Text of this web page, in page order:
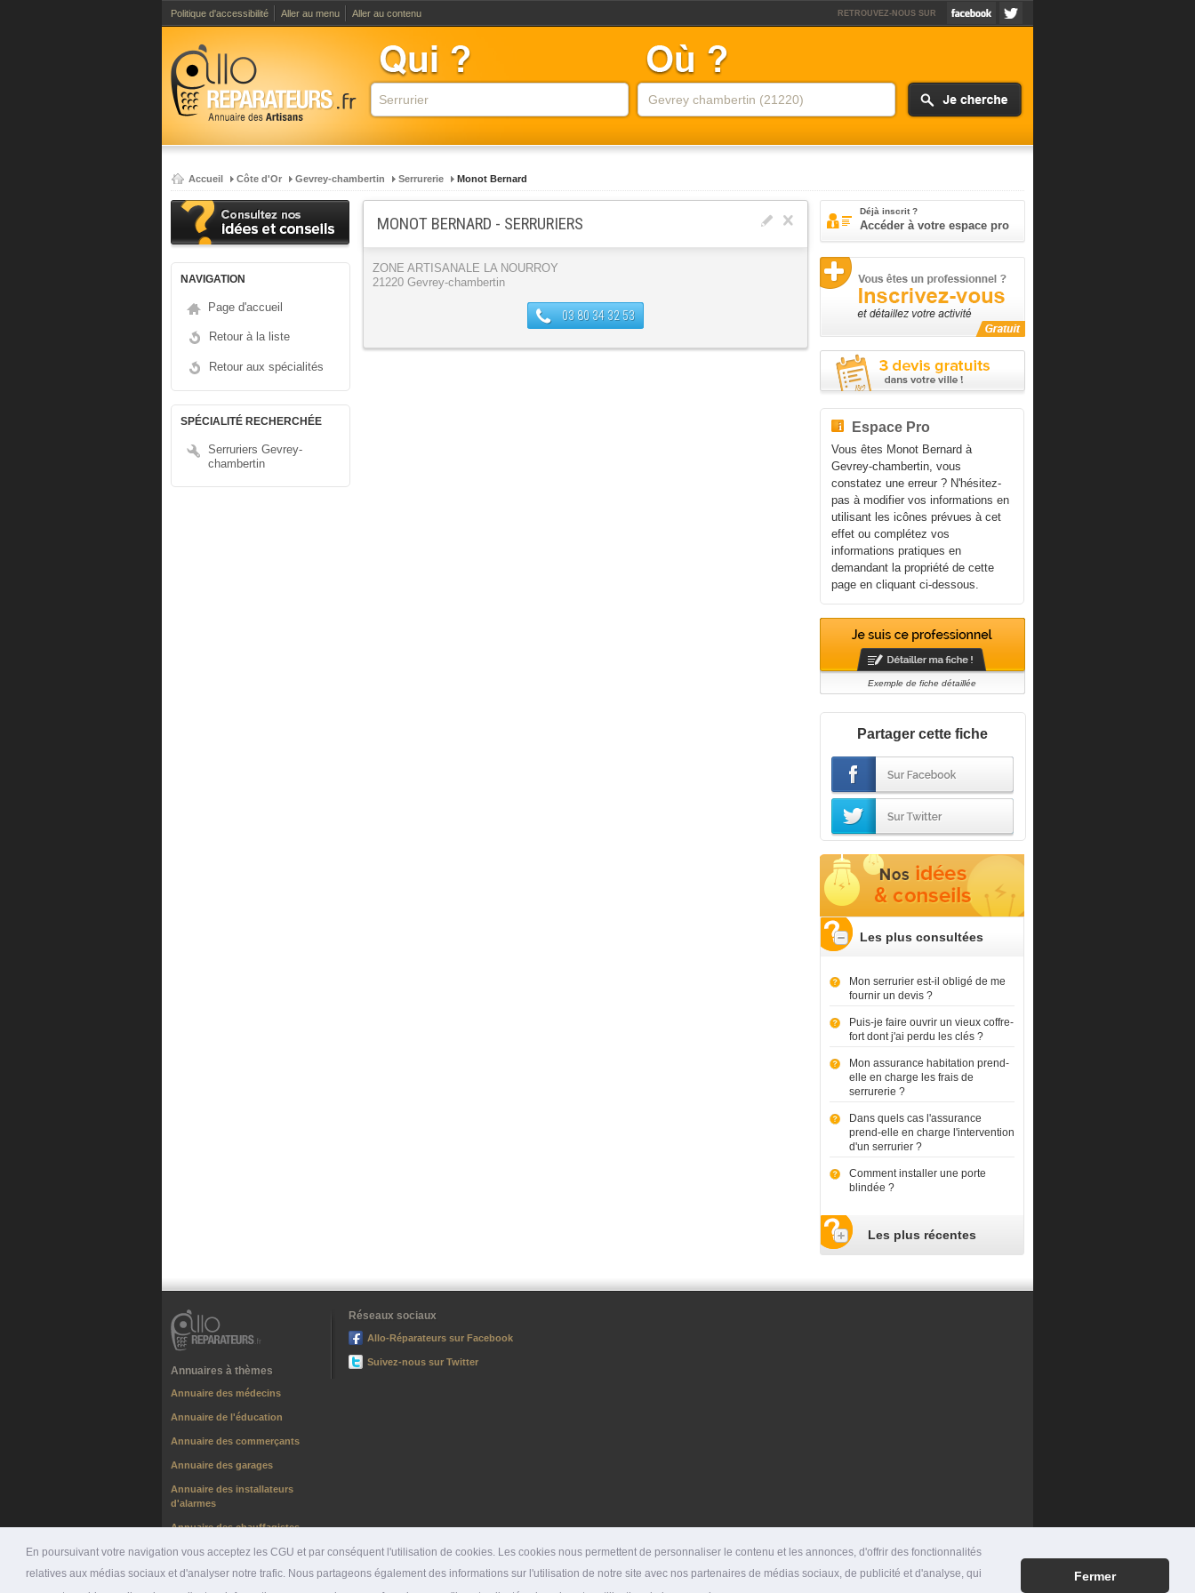
En poursuivant votre navigation vous acceptez les CGU et par conséquent l'utilisation de cookies. Les cookies nous permettent de personnaliser le contenu et les annonces, d'offrir des fonctionnalités
relatives aux médias sociaux et d'analyser notre trafic. Nous partageons également des informations sur l'utilisation de notre site avec nos partenaires de médias sociaux, de publicité et d'analyse, qui
Fermer
Politique d'accessibilité Aller au menu Aller au contenu RETROUVEZ-NOUS SUR
Accueil Côte d'Or Gevrey-chambertin Serrurerie Monot Bernard
NAVIGATION
Page d'accueil
Retour à la liste
Retour aux spécialités
SPÉCIALITÉ RECHERCHÉE
Serruriers Gevrey-
chambertin
MONOT BERNARD - SERRURIERS
ZONE ARTISANALE LA NOURROY
21220 Gevrey-chambertin
03 80 34 32 53
Déjà inscrit ?
Accéder à votre espace pro
Espace Pro
Vous êtes Monot Bernard à
Gevrey-chambertin, vous
constatez une erreur ? N'hésitez-
pas à modifier vos informations en
utilisant les icônes prévues à cet
effet ou complétez vos
informations pratiques en
demandant la propriété de cette
page en cliquant ci-dessous.
Exemple de fiche détaillée
Partager cette fiche
Les plus consultées
Mon serrurier est-il obligé de me
fournir un devis ?
Puis-je faire ouvrir un vieux coffre-
fort dont j'ai perdu les clés ?
Mon assurance habitation prend-
elle en charge les frais de
serrurerie ?
Dans quels cas l'assurance
prend-elle en charge l'intervention
d'un serrurier ?
Comment installer une porte
blindée ?
Les plus récentes
Annuaires à thèmes
Annuaire des médecins
Annuaire de l'éducation
Annuaire des commerçants
Annuaire des garages
Annuaire des installateurs
d'alarmes
Annuaire des chauffagistes
Réseaux sociaux
Allo-Réparateurs sur Facebook
Suivez-nous sur Twitter